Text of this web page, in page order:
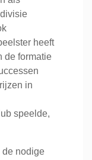
heeft
de formatie
in
speelde,
de nodige